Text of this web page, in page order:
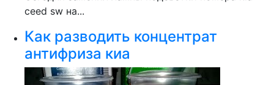
ceed sw на...
Как разводить концентрат
антифриза киа